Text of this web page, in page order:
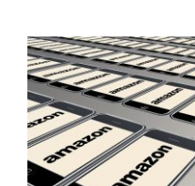
View
Larger
Image